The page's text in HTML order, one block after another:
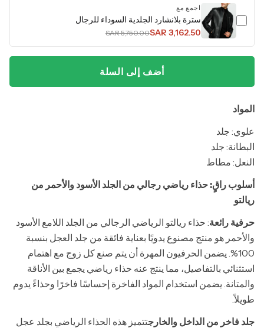
اجمع مع
سترة بلانشارد الجلدية السوداء للرجال
SAR 3,162.50
SAR 5,750.00
أضف إلى السلة
المواد
علوي: جلد
البطانة: جلد
النعل: مطاط
أسلوب راقٍ: حذاء رياضي رجالي من الجلد الأسود والأحمر من
ريالتو
حرفية رائعة: حذاء ريالتو الرياضي الرجالي من الجلد اللامع الأسود
والأحمر هو منتج مصنوع يدويًا بعناية فائقة من جلد العجل بنسبة
100%. يضمن الحرفيون المهرة أن يتم صنع كل زوج مع اهتمام
استثنائي بالتفاصيل، مما ينتج عنه حذاء رياضي يجمع بين الأناقة
والمتانة. يضمن استخدام المواد الفاخرة إحساسًا فاخرًا وحذاءً يدوم
طويلاً.
جلد فاخر من الداخل والخارجتتميز هذه الحذاء الرياضي بجلد عجل